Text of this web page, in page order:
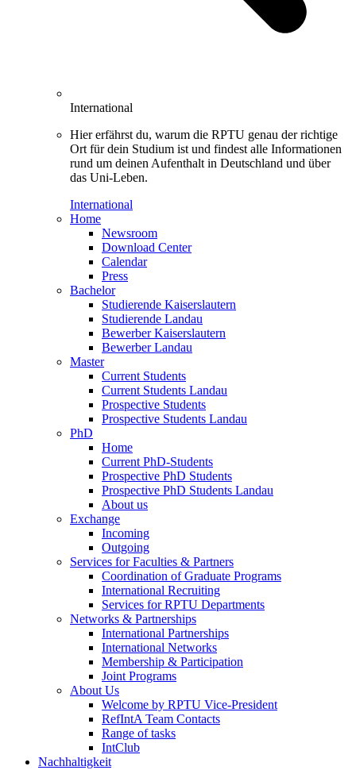
International
Hier erfährst du, warum die RPTU genau der richtige
Ort für dein Studium ist und findest alle Informationen
rund um deinen Aufenthalt in Deutschland und über
das Uni-Leben.
International
Home
Newsroom
Download Center
Calendar
Press
Bachelor
Studierende Kaiserslautern
Studierende Landau
Bewerber Kaiserslautern
Bewerber Landau
Master
Current Students
Current Students Landau
Prospective Students
Prospective Students Landau
PhD
Home
Current PhD-Students
Prospective PhD Students
Prospective PhD Students Landau
About us
Exchange
Incoming
Outgoing
Services for Faculties & Partners
Coordination of Graduate Programs
International Recruiting
Services for RPTU Departments
Networks & Partnerships
International Partnerships
International Networks
Membership & Participation
Joint Programs
About Us
Welcome by RPTU Vice-President
RefIntA Team Contacts
Range of tasks
IntClub
Nachhaltigkeit